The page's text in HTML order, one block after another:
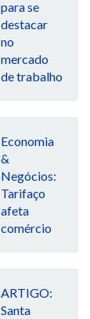
para se
destacar
no
mercado
de trabalho
Economia
&
Negócios:
Tarifaço
afeta
comércio
ARTIGO:
Santa